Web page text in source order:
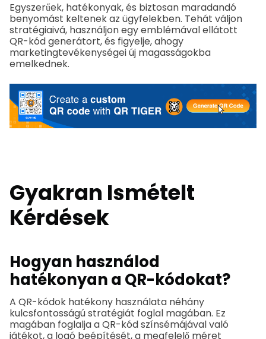
Egyszerűek, hatékonyak, és biztosan maradandó
benyomást keltenek az ügyfelekben. Tehát váljon
stratégiaivá, használjon egy emblémával ellátott
QR-kód generátort, és figyelje, ahogy
marketingtevékenységei új magasságokba
emelkednek.
Gyakran Ismételt
Kérdések
Hogyan használod
hatékonyan a QR-kódokat?
A QR-kódok hatékony használata néhány
kulcsfontosságú stratégiát foglal magában. Ez
magában foglalja a QR-kód színsémájával való
játékot, a logó beépítését, a megfelelő méret